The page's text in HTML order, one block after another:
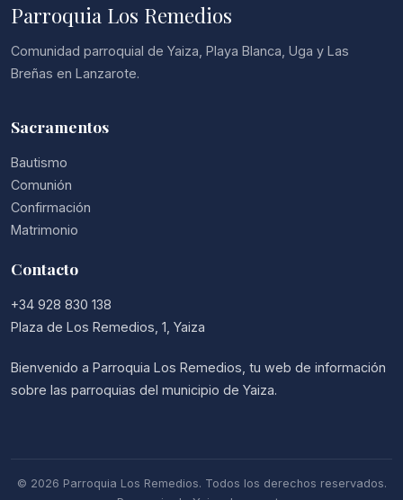
Parroquia Los Remedios
Comunidad parroquial de Yaiza, Playa Blanca, Uga y Las
Breñas en Lanzarote.
Sacramentos
Bautismo
Comunión
Confirmación
Matrimonio
Contacto
+34 928 830 138
Plaza de Los Remedios, 1, Yaiza
Bienvenido a Parroquia Los Remedios, tu web de información
sobre las parroquias del municipio de Yaiza.
© 2026 Parroquia Los Remedios. Todos los derechos reservados.